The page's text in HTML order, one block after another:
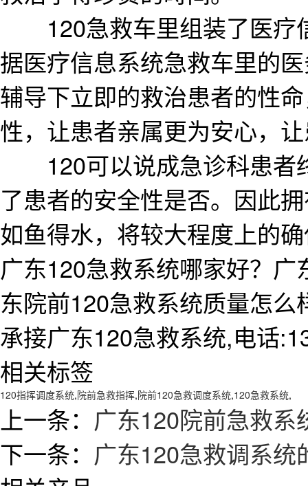
120急救车里组装了医疗
据医疗信息系统急救车里的
辅导下立即的救治患者的性
性，让患者亲属更为安心，
120可以说成急诊科患者
了患者的安全性是否。因此
如鱼得水，将较大程度上的
广东120急救系统哪家好？
东院前120急救系统质量怎
承接广东120急救系统,电话
相关标签
120指挥调度系统,院前急救指挥,院前120急救调度系统,120急救系统,
上一条： 广东120院前急救系
下一条： 广东120急救调系统